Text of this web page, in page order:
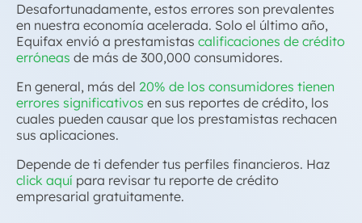
Desafortunadamente, estos errores son prevalentes
en nuestra economía acelerada. Solo el último año,
Equifax envió a prestamistas calificaciones de crédito
erróneas de más de 300,000 consumidores.
En general, más del 20% de los consumidores tienen
errores significativos en sus reportes de crédito, los
cuales pueden causar que los prestamistas rechacen
sus aplicaciones.
Depende de ti defender tus perfiles financieros. Haz
click aquí para revisar tu reporte de crédito
empresarial gratuitamente.